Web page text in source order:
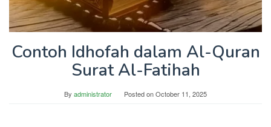
Contoh Idhofah dalam Al-Quran
Surat Al-Fatihah
By administrator Posted onOctober 11, 2025